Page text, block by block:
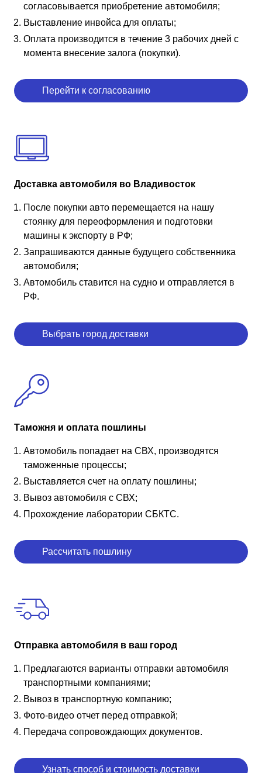
согласовывается приобретение автомобиля;
Выставление инвойса для оплаты;
Оплата производится в течение 3 рабочих дней с
момента внесение залога (покупки).
Перейти к согласованию
Доставка автомобиля во Владивосток
После покупки авто перемещается на нашу
стоянку для переоформления и подготовки
машины к экспорту в РФ;
Запрашиваются данные будущего собственника
автомобиля;
Автомобиль ставится на судно и отправляется в
РФ.
Выбрать город доставки
Таможня и оплата пошлины
Автомобиль попадает на СВХ, производятся
таможенные процессы;
Выставляется счет на оплату пошлины;
Вывоз автомобиля с СВХ;
Прохождение лаборатории СБКТС.
Рассчитать пошлину
Отправка автомобиля в ваш город
Предлагаются варианты отправки автомобиля
транспортными компаниями;
Вывоз в транспортную компанию;
Фото-видео отчет перед отправкой;
Передача сопровождающих документов.
Узнать способ и стоимость доставки